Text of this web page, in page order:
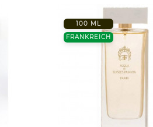
100 ML
FRANKREICH